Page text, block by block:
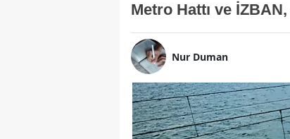
Metro Hattı ve
Nur Duman